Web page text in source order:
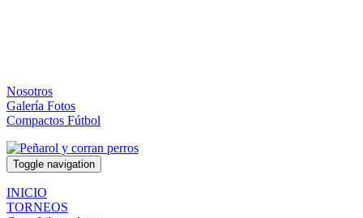
Nosotros
Galería Fotos
Compactos Fútbol
Toggle navigation
INICIO
TORNEOS